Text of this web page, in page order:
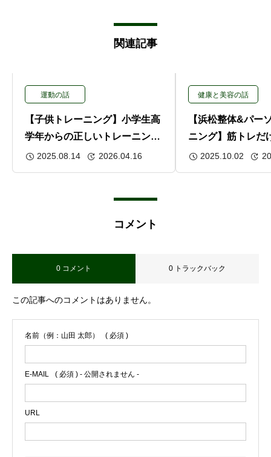
関連記事
運動の話
【子供トレーニング】小学生高
学年からの正しいトレーニング
｜動的ストレッチと体幹強化で
姿勢と動きを整える
2025.08.14 2026.04.16
健康と美容の話
【浜松整体&パー
ニング】筋トレだ
健康を守る動ける
2025.10.02
コメント
0 コメント 0 トラックバック
この記事へのコメントはありません。
名前（例：山田 太郎） ( 必須 )
E-MAIL ( 必須 ) - 公開されません -
URL